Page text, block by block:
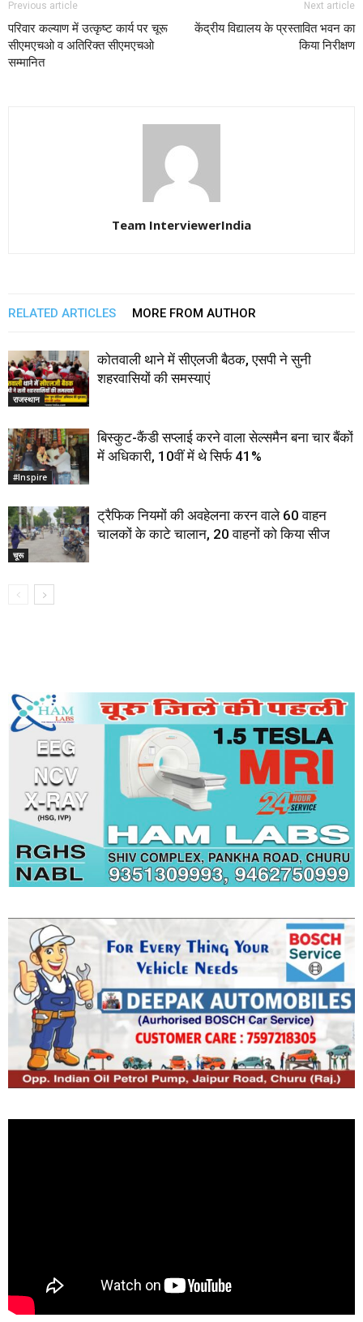
Previous article
परिवार कल्याण में उत्कृष्ट कार्य पर चूरू
सीएमएचओ व अतिरिक्त सीएमएचओ
सम्मानित
Next article
केंद्रीय विद्यालय के प्रस्तावित भवन का
किया निरीक्षण
Team InterviewerIndia
RELATED ARTICLES MORE FROM AUTHOR
राजस्थान
कोतवाली थाने में सीएलजी बैठक, एसपी ने सुनी
शहरवासियों की समस्याएं
#Inspire
बिस्कुट-कैंडी सप्लाई करने वाला सेल्समैन बना चार बैंकों
में अधिकारी, 10वीं में थे सिर्फ 41%
चूरू
ट्रैफिक नियमों की अवहेलना करन वाले 60 वाहन
चालकों के काटे चालान, 20 वाहनों को किया सीज